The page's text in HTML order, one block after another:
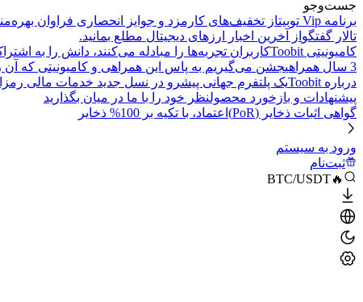
جست‌وجو
برنامه Vip توبیت
از تخفیف‌های کارمزد و جوایز انحصاری فراوان
تالار گفتگو از آخرین اخبار ارزهای دیجیتال مطلع بمانید.
کامیونیتی Toobit
کاربران تجربه‌ها را مبادله می‌کنند، دانش را به
3 سال همراهی
جشن می‌گیریم به پاس این همراهی و کامیونیتی که
درباره Toobit
یک پلتفرم جهانی پیشرو در نسل جدید خدمات مالی
پیشنهادات و بازخورد محصولنظر خود را با ما در میان بگذارید
گواهی اثبات ذخایر (PoR)
اعتماد، با تکیه بر 100% ذخایر
ورود به سیستم
ثبت‌نام
🔥BTC/USDT